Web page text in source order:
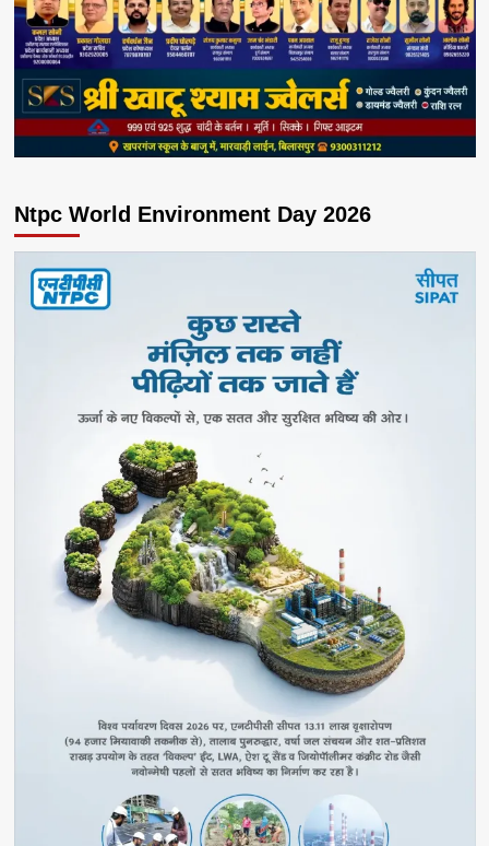
Ntpc World Environment Day 2026